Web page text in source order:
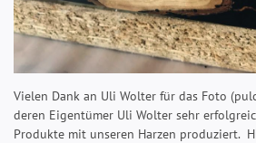
Vielen Dank an Uli Wolter für das Foto
deren Eigentümer Uli Wolter sehr
Produkte mit unseren Harzen produziert.